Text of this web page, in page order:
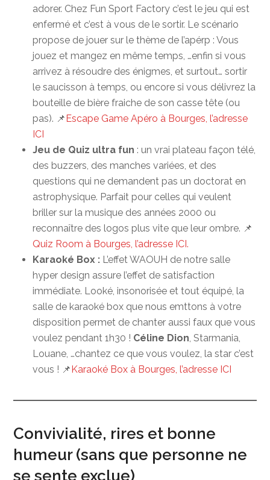
adorer. Chez Fun Sport Factory c’est le jeu qui est
enfermé et c’est à vous de le sortir. Le scénario
propose de jouer sur le thème de l’apérp : Vous
jouez et mangez en même temps, …enfin si vous
arrivez à résoudre des énigmes, et surtout… sortir
le saucisson à temps, ou encore si vous délivrez la
bouteille de bière fraiche de son casse tête (ou
pas). 📌 Escape Game Apéro à Bourges, l’adresse
ICI
Jeu de Quiz ultra fun : un vrai plateau façon télé,
des buzzers, des manches variées, et des
questions qui ne demandent pas un doctorat en
astrophysique. Parfait pour celles qui veulent
briller sur la musique des années 2000 ou
reconnaître des logos plus vite que leur ombre. 📌
Quiz Room à Bourges, l’adresse ICI.
Karaoké Box : L’effet WAOUH de notre salle
hyper design assure l’effet de satisfaction
immédiate. Looké, insonorisée et tout équipé, la
salle de karaoké box que nous emttons à votre
disposition permet de chanter aussi faux que vous
voulez pendant 1h30 ! Céline Dion, Starmania,
Louane, …chantez ce que vous voulez, la star c’est
vous ! 📌 Karaoké Box à Bourges, l’adresse ICI
Convivialité, rires et bonne
humeur (sans que personne ne
se sente exclue)